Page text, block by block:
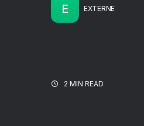
E EXTERNE
2 MIN READ